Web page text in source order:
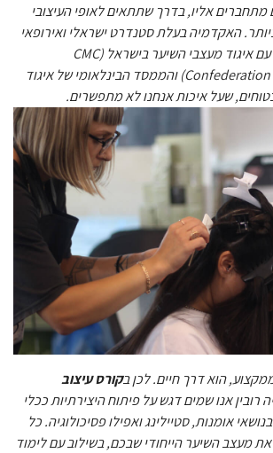
מתחברים אליו, בדרך שתתאים לאופי העיצובי
האקדמיה בעלת סטנדרט ישראלי ואירופאי
גבוה, ועובדת בשיתוף עם איגוד מעצבי השיער בישראל (CMC
Confederation Mondiale Couffure) והממסד הבינלאומי של איגוד
הוא דרך חיים. לכן בקורס עיצוב
רובין אנו שמים דגש על פיתוח היצירתיות ככלי
אומנות, סטיילינג ואפילו פסיכולוגיה. כל
מעצב השיער הייחודי שבכם, בשילוב עם לימוד